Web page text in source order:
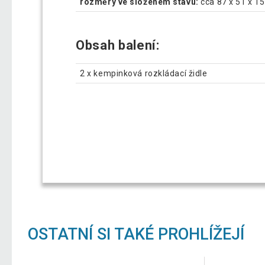
Obsah balení:
2 x kempinková rozkládací židle
OSTATNÍ SI TAKÉ PROHLÍŽEJÍ